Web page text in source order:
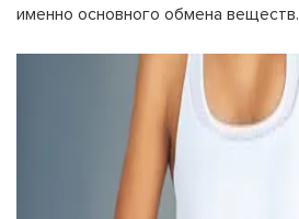
именно основного обмена веществ.